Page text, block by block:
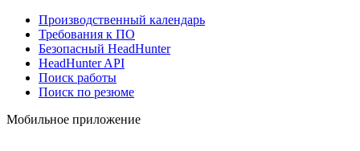
Производственный календарь
Требования к ПО
Безопасный HeadHunter
HeadHunter API
Поиск работы
Поиск по резюме
Мобильное приложение